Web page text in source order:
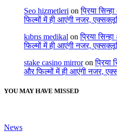
Seo hizmetleri onप्रिया
फिल्मों में ही आएंगी नजर,
kıbrıs medikal onप्रिया
फिल्मों में ही आएंगी नजर,
stake casino mirroronप्रिया
और फिल्मों में ही आएंगी नजर,
YOU MAY HAVE MISSED
News